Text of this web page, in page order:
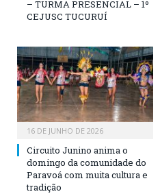
– TURMA PRESENCIAL – 1º
CEJUSC TUCURUÍ
16 DE JUNHO DE 2026
Circuito Junino anima o
domingo da comunidade do
Paravoá com muita cultura e
tradição